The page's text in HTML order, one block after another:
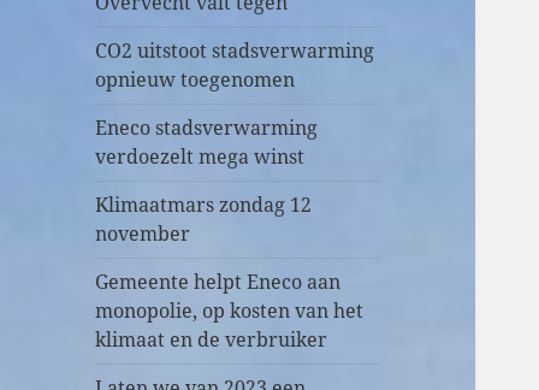
CO2 uitstoot stadsverwarming
opnieuw toegenomen
Eneco stadsverwarming
verdoezelt mega winst
Klimaatmars zondag 12
november
Gemeente helpt Eneco aan
monopolie, op kosten van het
klimaat en de verbruiker